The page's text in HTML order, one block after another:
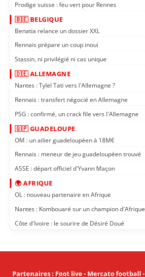
Prodige suisse : feu vert pour Rennes
🇧🇪 BELGIQUE
Benatia relance un dossier XXL
Rennais prépare un coup inouï
Stassin, ni privilégié ni cas unique
🇩🇪 ALLEMAGNE
Nantes : Tylel Tati vers l'Allemagne ?
Rennais : transfert négocié en Allemagne
PSG : confirmé, un crack file vers l'Allemagne
🇬🇵 GUADELOUPE
OM : un ailier guadeloupéen à 18M€
Rennais : meneur de jeu guadeloupéen trouvé
ASSE : départ officiel d'Yvann Maçon
🌍 AFRIQUE
OL : nouveau partenaire en Afrique
Nantes : Kombouaré sur un champion d'Afrique
Côte d'Ivoire : le sourire de Désiré Doué
Partenaires: Foot live- Mercato football -